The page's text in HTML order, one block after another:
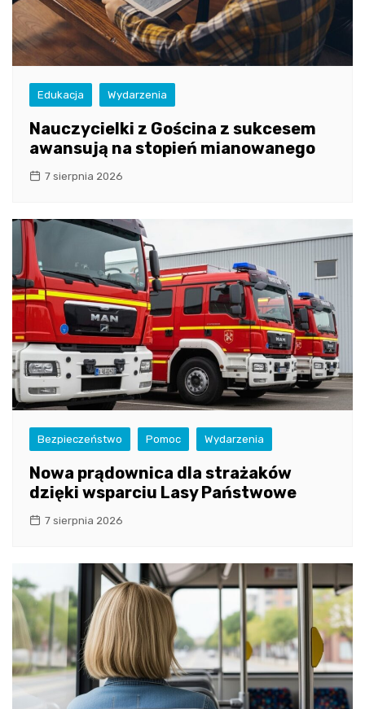
Edukacja Wydarzenia
Nauczycielki z Gościna z sukcesem
awansują na stopień mianowanego
7 sierpnia 2026
Bezpieczeństwo Pomoc Wydarzenia
Nowa prądownica dla strażaków
dzięki wsparciu Lasy Państwowe
7 sierpnia 2026